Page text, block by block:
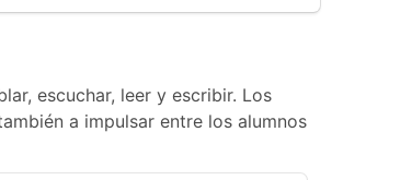
escuchar, leer y escribir. Los
a impulsar entre los alumnos